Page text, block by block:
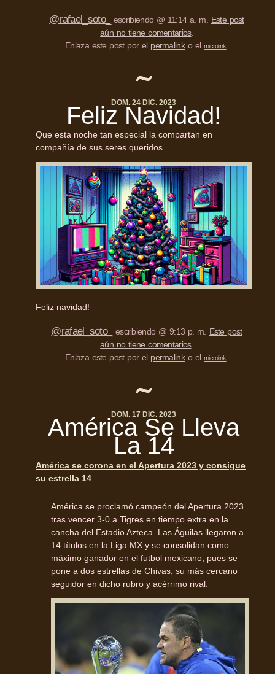
@rafael_soto_ escribiendo @ 11:14 a. m. Este post
aún no tiene comentarios.
Enlaza este post por el permalinko el microlink
DOM. 24 DIC. 2023
Feliz Navidad!
Que esta noche tan especial la compartan en
compañía de sus seres queridos.
Feliz navidad!
@rafael_soto_ escribiendo @ 9:13 p. m. Este post
aún no tiene comentarios.
Enlaza este post por el permalinko el microlink
DOM. 17 DIC. 2023
América Se Lleva
La 14
América se corona en el Apertura 2023 y consigue
su estrella 14
América se proclamó campeón del Apertura 2023
tras vencer 3-0 a Tigres en tiempo extra en la
cancha del Estadio Azteca. Las Águilas llegaron a
14 títulos en la Liga MX y se consolidan como
máximo ganador en el futbol mexicano, pues se
pone a dos estrellas de Chivas, su más cercano
seguidor en dicho rubro y acérrimo rival.